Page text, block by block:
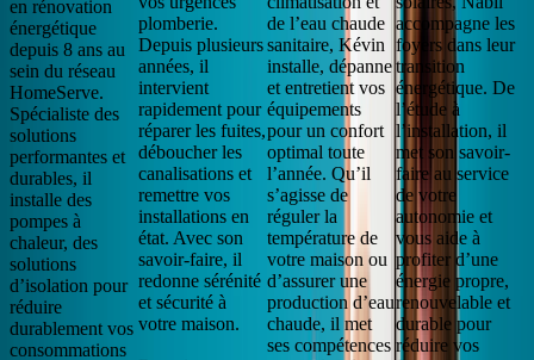
en rénovation
énergétique
depuis 8 ans au
sein du réseau
HomeServe.
Spécialiste des
solutions
performantes et
durables, il
installe des
pompes à
chaleur, des
solutions
d’isolation pour
réduire
durablement vos
consommations
plomberie.
Depuis plusieurs
années, il
intervient
rapidement pour
réparer les fuites,
déboucher les
canalisations et
remettre vos
installations en
état. Avec son
savoir-faire, il
redonne sérénité
et sécurité à
votre maison.
de l’eau chaude
sanitaire, Kévin
installe, dépanne
et entretient vos
équipements
pour un confort
optimal toute
l’année. Qu’il
s’agisse de
réguler la
température de
votre maison ou
d’assurer une
production d’eau
chaude, il met
ses compétences
accompagne les
foyers dans leur
transition
énergétique. De
l’étude à
l’installation, il
met son savoir-
faire au service
de votre
autonomie et
vous aide à
profiter d’une
énergie propre,
renouvelable et
durable pour
réduire vos